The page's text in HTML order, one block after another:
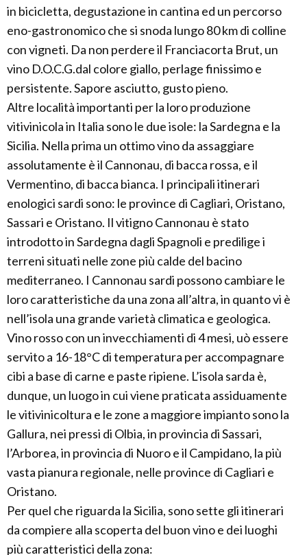
in bicicletta, degustazione in cantina ed un percorso
eno-gastronomico che si snoda lungo 80 km di colline
con vigneti. Da non perdere il Franciacorta Brut, un
vino D.O.C.G.dal colore giallo, perlage finissimo e
persistente. Sapore asciutto, gusto pieno.
Altre località importanti per la loro produzione
vitivinicola in Italia sono le due isole: la Sardegna e la
Sicilia. Nella prima un ottimo vino da assaggiare
assolutamente è il Cannonau, di bacca rossa, e il
Vermentino, di bacca bianca. I principali itinerari
enologici sardi sono: le province di Cagliari, Oristano,
Sassari e Oristano. Il vitigno Cannonau è stato
introdotto in Sardegna dagli Spagnoli e predilige i
terreni situati nelle zone più calde del bacino
mediterraneo. I Cannonau sardi possono cambiare le
loro caratteristiche da una zona all’altra, in quanto vi è
nell’isola una grande varietà climatica e geologica.
Vino rosso con un invecchiamenti di 4 mesi, uò essere
servito a 16-18°C di temperatura per accompagnare
cibi a base di carne e paste ripiene. L’isola sarda è,
dunque, un luogo in cui viene praticata assiduamente
le vitivinicoltura e le zone a maggiore impianto sono la
Gallura, nei pressi di Olbia, in provincia di Sassari,
l’Arborea, in provincia di Nuoro e il Campidano, la più
vasta pianura regionale, nelle province di Cagliari e
Oristano.
Per quel che riguarda la Sicilia, sono sette gli itinerari
da compiere alla scoperta del buon vino e dei luoghi
più caratteristici della zona: